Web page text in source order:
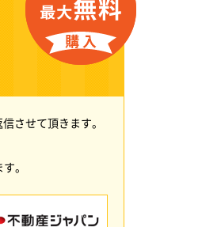
させて頂きます。
。